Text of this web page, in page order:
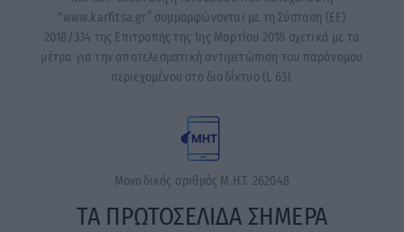
“www.karfitsa.gr” συμμορφώνονται με τη Σύσταση (ΕΕ)
2018/334 της Επιτροπής της 1ης Μαρτίου 2018 σχετικά με τα
μέτρα για την αποτελεσματική αντιμετώπιση του παράνομου
περιεχομένου στο διαδίκτυο (L 63).
Μοναδικός αριθμός Μ.Η.Τ. 262048
ΤΑ ΠΡΩΤΟΣΕΛΙΔΑ ΣΗΜΕΡΑ